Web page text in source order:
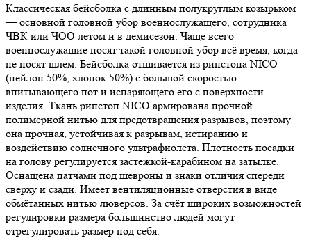
Классическая бейсболка с длинным полукруглым козырьком
— основной головной убор военнослужащего, сотрудника
ЧВК или ЧОО летом и в демисезон. Чаще всего
военнослужащие носят такой головной убор всё время, когда
не носят шлем. Бейсболка отшивается из рипстопа NICO
(нейлон 50%, хлопок 50%) с большой скоростью
впитывающего пот и испаряющего его с поверхности
изделия. Ткань рипстоп NICO армирована прочной
полимерной нитью для предотвращения разрывов, поэтому
она прочная, устойчивая к разрывам, истиранию и
воздействию солнечного ультрафиолета. Плотность посадки
на голову регулируется застёжкой-карабином на затылке.
Оснащена патчами под шевроны и знаки отличия спереди
сверху и сзади. Имеет вентиляционные отверстия в виде
обмётанных нитью люверсов. За счёт широких возможностей
регулировки размера большинство людей могут
отрегулировать размер под себя.